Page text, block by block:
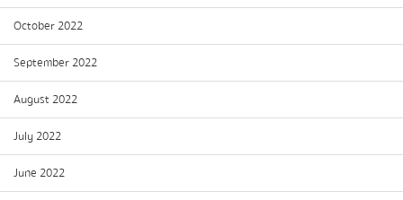
October 2022
September 2022
August 2022
July 2022
June 2022